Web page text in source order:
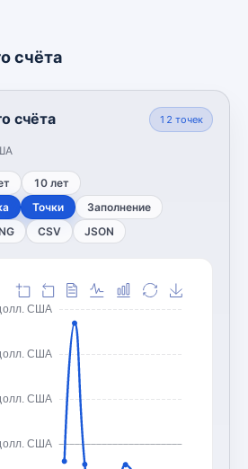
счёта
счёта 12 точек
10 лет
Точки Заполнение
CSV JSON
США
США
США
США